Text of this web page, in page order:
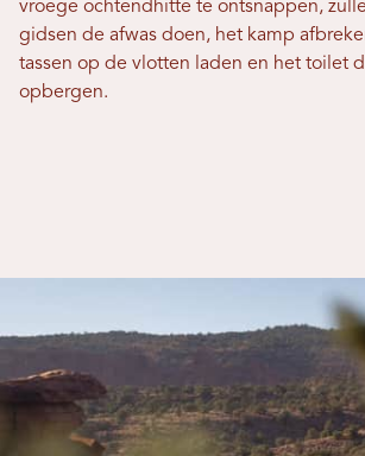
vroege ochtendhitte te ontsnappen,
gidsen de afwas doen, het kamp
tassen op de vlotten laden en het toilet
opbergen.